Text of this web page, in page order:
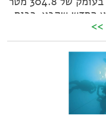
החדש שקבע. רבים
ולרדת למעמקים
לצלול מעבר לכל גבול